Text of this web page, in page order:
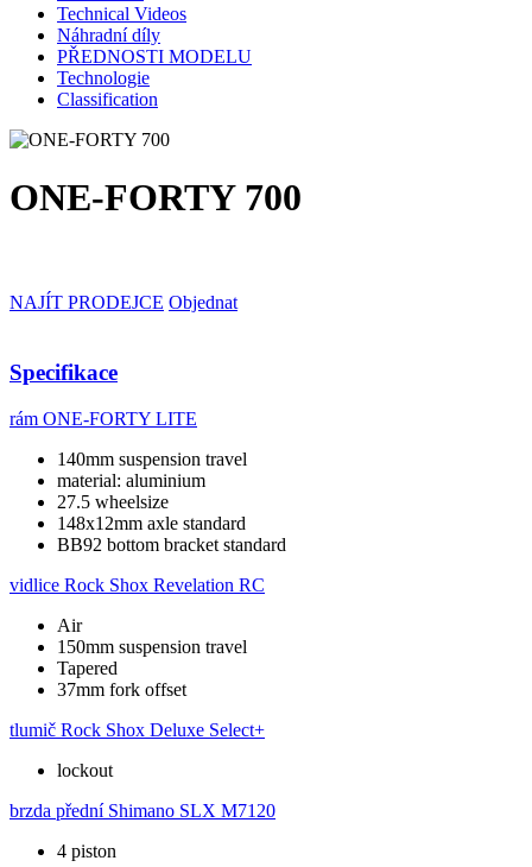
Technical Videos
Náhradní díly
PŘEDNOSTI MODELU
Technologie
Classification
ONE-FORTY 700
NAJÍT PRODEJCE Objednat
Specifikace
rám ONE-FORTY LITE
140mm suspension travel
material: aluminium
27.5 wheelsize
148x12mm axle standard
BB92 bottom bracket standard
vidlice Rock Shox Revelation RC
Air
150mm suspension travel
Tapered
37mm fork offset
tlumič Rock Shox Deluxe Select+
lockout
brzda přední Shimano SLX M7120
4 piston